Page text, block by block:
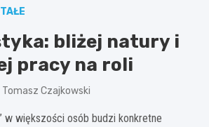
bliżej natury i
pracy na roli
Tomasz Czajkowski
w większości osób budzi konkretne